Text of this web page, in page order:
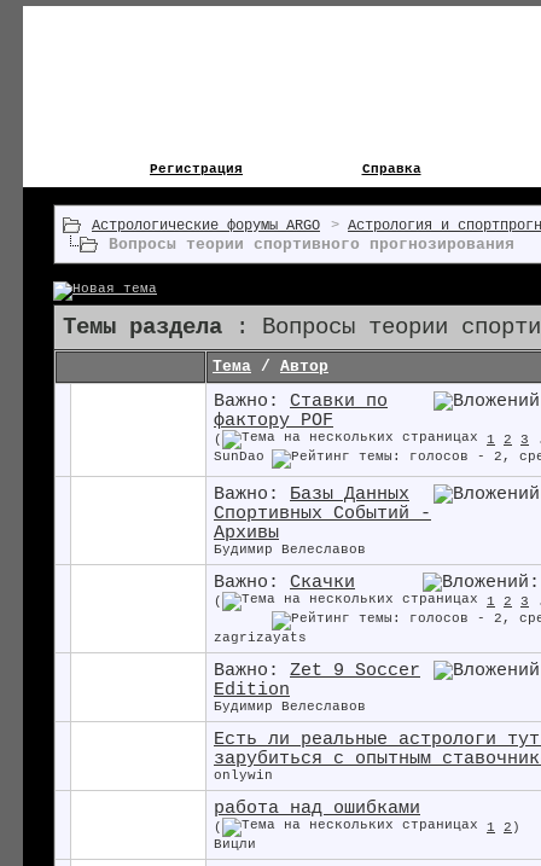
Регистрация Справка
Астрологические форумы ARGO > Астрология и
Вопросы теории спортивного прогнозирования
Темы раздела : Вопросы теории
Тема / Автор
Важно: Ставки по
фактору POF
( 1 2 3
SunDao
Важно:
Базы Данных
Спортивных Событий -
Архивы
Будимир Велеславов
Важно: Скачки
( 1 2 3
zagrizayats
Важно: Zet 9 Soccer
Edition
Будимир Велеславов
Есть ли реальные астрологи
зарубиться с опытным
onlywin
работа над ошибками
( 1 2 )
Вицли